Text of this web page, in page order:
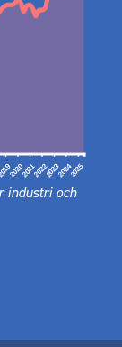
202020212022202320242025
industri och